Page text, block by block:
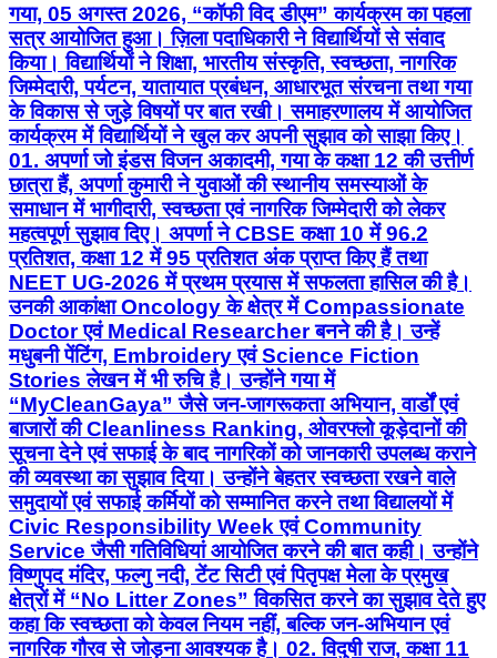
गया, 05 अगस्त 2026, “कॉफी विद डीएम” कार्यक्रम का पहला
सत्र आयोजित हुआ। ज़िला पदाधिकारी ने विद्यार्थियों से संवाद
किया। विद्यार्थियों ने शिक्षा, भारतीय संस्कृति, स्वच्छता, नागरिक
जिम्मेदारी, पर्यटन, यातायात प्रबंधन, आधारभूत संरचना तथा गया
के विकास से जुड़े विषयों पर बात रखी। समाहरणालय में आयोजित
कार्यक्रम में विद्यार्थियों ने खुल कर अपनी सुझाव को साझा किए।
01. अपर्णा जो इंडस विजन अकादमी, गया के कक्षा 12 की उत्तीर्ण
छात्रा हैं, अपर्णा कुमारी ने युवाओं की स्थानीय समस्याओं के
समाधान में भागीदारी, स्वच्छता एवं नागरिक जिम्मेदारी को लेकर
महत्वपूर्ण सुझाव दिए। अपर्णा ने CBSE कक्षा 10 में 96.2
प्रतिशत, कक्षा 12 में 95 प्रतिशत अंक प्राप्त किए हैं तथा
NEET UG-2026 में प्रथम प्रयास में सफलता हासिल की है।
उनकी आकांक्षा Oncology के क्षेत्र में Compassionate
Doctor एवं Medical Researcher बनने की है। उन्हें
मधुबनी पेंटिंग, Embroidery एवं Science Fiction
Stories लेखन में भी रुचि है। उन्होंने गया में
“MyCleanGaya” जैसे जन-जागरूकता अभियान, वार्डों एवं
बाजारों की Cleanliness Ranking, ओवरफ्लो कूड़ेदानों की
सूचना देने एवं सफाई के बाद नागरिकों को जानकारी उपलब्ध कराने
की व्यवस्था का सुझाव दिया। उन्होंने बेहतर स्वच्छता रखने वाले
समुदायों एवं सफाई कर्मियों को सम्मानित करने तथा विद्यालयों में
Civic Responsibility Week एवं Community
Service जैसी गतिविधियां आयोजित करने की बात कही। उन्होंने
विष्णुपद मंदिर, फल्गु नदी, टेंट सिटी एवं पितृपक्ष मेला के प्रमुख
क्षेत्रों में “No Litter Zones” विकसित करने का सुझाव देते हुए
कहा कि स्वच्छता को केवल नियम नहीं, बल्कि जन-अभियान एवं
नागरिक गौरव से जोड़ना आवश्यक है। 02. विदुषी राज, कक्षा 11